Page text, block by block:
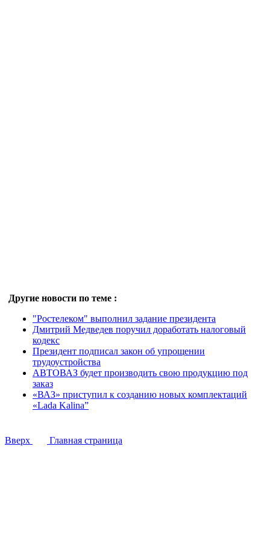
Другие новости по теме :
"Ростелеком" выполнил задание президента
Дмитрий Медведев поручил доработать налоговый
кодекс
Президент подписал закон об упрощении
трудоустройства
АВТОВАЗ будет производить свою продукцию под
заказ
«ВАЗ» приступил к созданию новых комплектаций
«Lada Kalina”
Вверх Главная страница